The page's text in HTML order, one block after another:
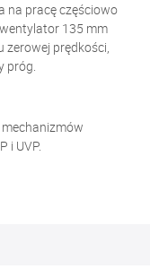
na pracę częściowo
135 mm
zerowej prędkości,
próg.
i UVP.